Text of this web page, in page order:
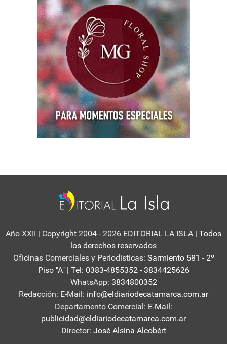
Año XXII | Copyright 2004 - 2026 EDITORIAL LA ISLA | Todos
los derechos reservados
Oficinas Comerciales y Periodisticas: Sarmiento 581 - 2º
Piso "A" | Tel: 0383-4855352 - 3834425626
WhatsApp: 3834800352
Redacción: E-Mail: info@eldiariodecatamarca.com.ar
Departamento Comercial: E-Mail:
publicidad@eldiariodecatamarca.com.ar
Director: José Alsina Alcobért